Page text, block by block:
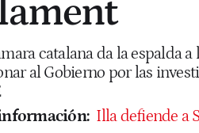
catalana da la espalda
al Gobierno por las
Illa defiende a